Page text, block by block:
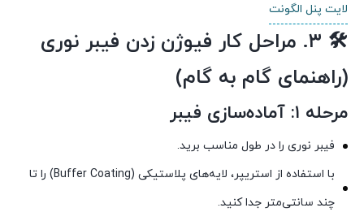
لایت پنل الگونت
🛠️
۳. مراحل کار فیوژن زدن فیبر نوری
(راهنمای گام به گام)
مرحله ۱: آماده‌سازی فیبر
فیبر نوری را در طول مناسب برید.
با استفاده از استریپر، لایه‌های پلاستیکی (Buffer Coating) را تا
چند سانتی‌متر جدا کنید.